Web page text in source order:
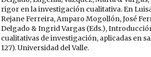
rigor en la investigación cualitativa. En
Rejane Ferreira, Amparo Mogollón, José
Delgado & Ingrid Vargas (Eds.),
cualitativas de investigación, aplicadas en
127). Universidad del Valle.